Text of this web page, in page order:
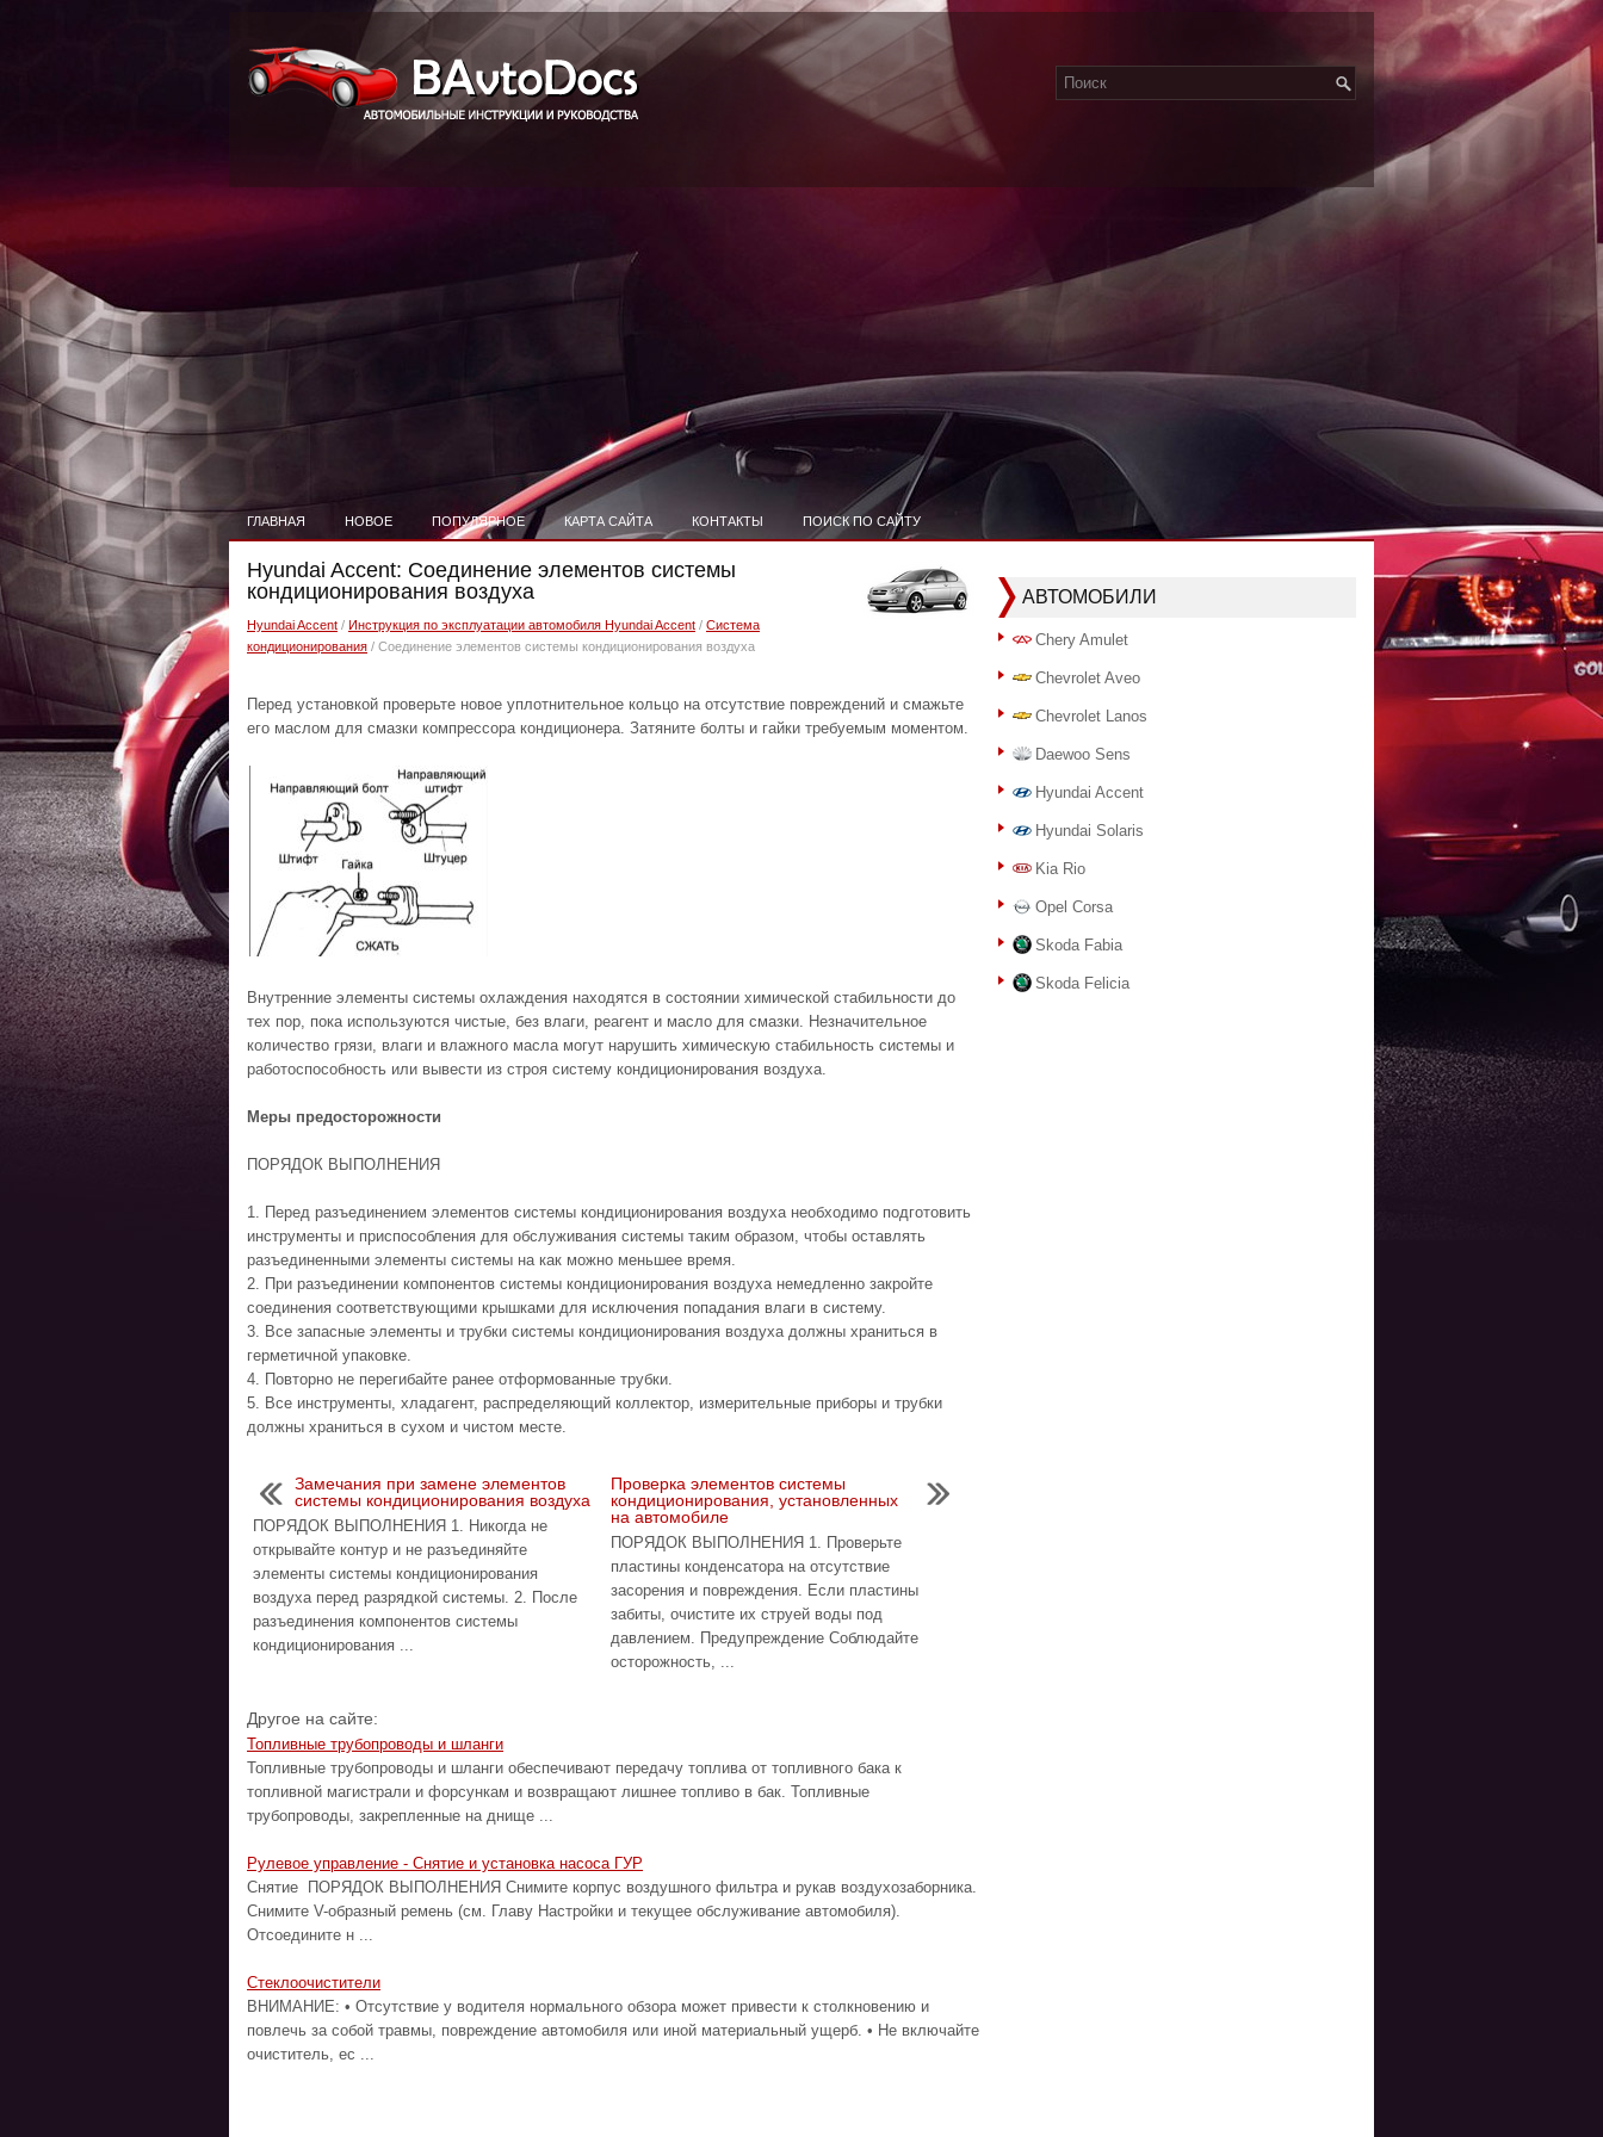
ГЛАВНАЯ НОВОЕ ПОПУЛЯРНОЕ КАРТА САЙТА КОНТАКТЫ ПОИСК ПО САЙТУ
Hyundai Accent: Соединение элементов системы
кондиционирования воздуха
Hyundai Accent / Инструкция по эксплуатации автомобиля Hyundai Accent / Система
кондиционирования / Соединение элементов системы кондиционирования воздуха
Перед установкой проверьте новое уплотнительное кольцо на отсутствие повреждений и смажьте
его маслом для смазки компрессора кондиционера. Затяните болты и гайки требуемым моментом.
Внутренние элементы системы охлаждения находятся в состоянии химической стабильности до
тех пор, пока используются чистые, без влаги, реагент и масло для смазки. Незначительное
количество грязи, влаги и влажного масла могут нарушить химическую стабильность системы и
работоспособность или вывести из строя систему кондиционирования воздуха.
Меры предосторожности
ПОРЯДОК ВЫПОЛНЕНИЯ
1. Перед разъединением элементов системы кондиционирования воздуха необходимо подготовить
инструменты и приспособления для обслуживания системы таким образом, чтобы оставлять
разъединенными элементы системы на как можно меньшее время.
2. При разъединении компонентов системы кондиционирования воздуха немедленно закройте
соединения соответствующими крышками для исключения попадания влаги в систему.
3. Все запасные элементы и трубки системы кондиционирования воздуха должны храниться в
герметичной упаковке.
4. Повторно не перегибайте ранее отформованные трубки.
5. Все инструменты, хладагент, распределяющий коллектор, измерительные приборы и трубки
должны храниться в сухом и чистом месте.
Замечания при замене элементов
системы кондиционирования воздуха
ПОРЯДОК ВЫПОЛНЕНИЯ 1. Никогда не
открывайте контур и не разъединяйте
элементы системы кондиционирования
воздуха перед разрядкой системы. 2. После
разъединения компонентов системы
кондиционирования ...
Проверка элементов системы
кондиционирования, установленных
на автомобиле
ПОРЯДОК ВЫПОЛНЕНИЯ 1. Проверьте
пластины конденсатора на отсутствие
засорения и повреждения. Если пластины
забиты, очистите их струей воды под
давлением. Предупреждение Соблюдайте
осторожность, ...
Другое на сайте:
Топливные трубопроводы и шланги
Топливные трубопроводы и шланги обеспечивают передачу топлива от топливного бака к
топливной магистрали и форсункам и возвращают лишнее топливо в бак. Топливные
трубопроводы, закрепленные на днище ...
Рулевое управление - Снятие и установка насоса ГУР
Снятие ПОРЯДОК ВЫПОЛНЕНИЯ Снимите корпус воздушного фильтра и рукав воздухозаборника.
Снимите V-образный ремень (см. Главу Настройки и текущее обслуживание автомобиля).
Отсоедините н ...
Стеклоочистители
ВНИМАНИЕ: • Отсутствие у водителя нормального обзора может привести к столкновению и
повлечь за собой травмы, повреждение автомобиля или иной материальный ущерб. • Не включайте
очиститель, ес ...
АВТОМОБИЛИ
Chery Amulet
Chevrolet Aveo
Chevrolet Lanos
Daewoo Sens
Hyundai Accent
Hyundai Solaris
Kia Rio
Opel Corsa
Skoda Fabia
Skoda Felicia